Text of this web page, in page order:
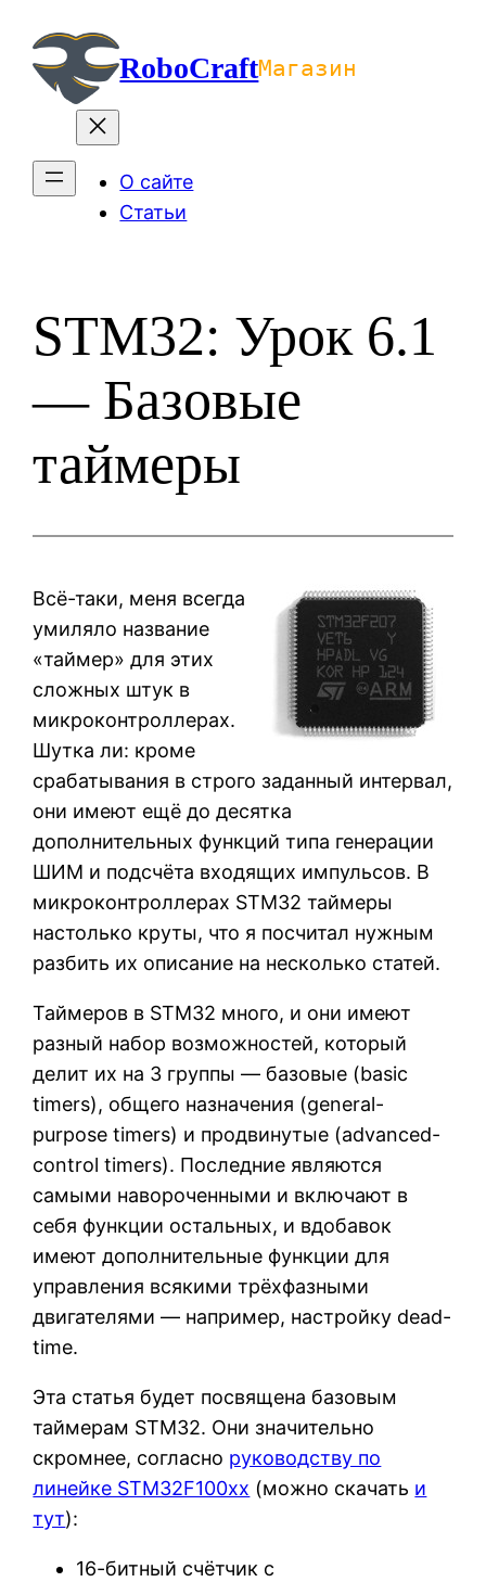
содержимомуRoboCraftМагазин
О сайте
Статьи
STM32: Урок 6.1
— Базовые
таймеры
Всё-таки, меня всегда
умиляло название
«таймер» для этих
сложных штук в
микроконтроллерах.
Шутка ли: кроме
срабатывания в строго заданный интервал,
они имеют ещё до десятка
дополнительных функций типа генерации
ШИМ и подсчёта входящих импульсов. В
микроконтроллерах STM32 таймеры
настолько круты, что я посчитал нужным
разбить их описание на несколько статей.
Таймеров в STM32 много, и они имеют
разный набор возможностей, который
делит их на 3 группы — базовые (basic
timers), общего назначения (general-
purpose timers) и продвинутые (advanced-
control timers). Последние являются
самыми навороченными и включают в
себя функции остальных, и вдобавок
имеют дополнительные функции для
управления всякими трёхфазными
двигателями — например, настройку dead-
time.
Эта статья будет посвящена базовым
таймерам STM32. Они значительно
скромнее, согласно руководству по
линейке STM32F100xx (можно скачать и
тут):
16-битный счётчик с